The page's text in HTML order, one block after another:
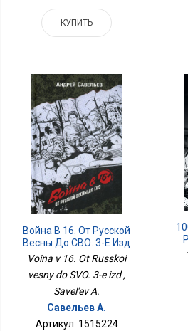
КУПИТЬ
Война В 16. От Русской
Весны До СВО. 3-Е Изд
Voina v 16. Ot Russkoi
vesny do SVO. 3-e izd ,
Savel'ev A.
Савельев А.
Артикул: 1515224